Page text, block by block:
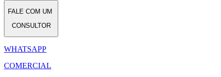
FALE COM UM
CONSULTOR
WHATSAPP
COMERCIAL